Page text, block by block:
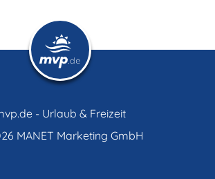
- Urlaub & Freizeit
MANET Marketing GmbH